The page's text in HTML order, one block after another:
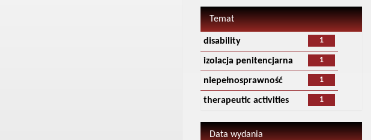
Temat
1
disability
1
izolacja penitencjarna
1
niepełnosprawność
1
therapeutic activities
Data wydania